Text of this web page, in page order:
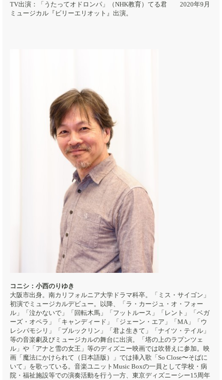
TV出演：「うたってオドロンパ」（NHK教育）てる君 2020年9月
ミュージカル『ビリーエリオット』出演。
コニシ：小西のりゆき
大阪市出身。南カリフォルニア大学ドラマ科卒。「ミス・サイゴン」
初演でミュージカルデビュー。以降、「ラ・カージュ・オ・フォー
ル」「泣かないで」「回転木馬」「フットルース」「レント」「ベガ
ーズ・オペラ」「キャンディード」「ジェーン・エア」「MA」「ウ
レシパモシリ」「ブルックリン」「君よ生きて」「ナイツ・テイル」
等の音楽劇及びミュージカルの舞台に出演。「塔の上のラプンツェ
ル」や「アナと雪の女王」等のディズニー映画では吹替えに参加。映
画「魔法にかけられて（日本語版）」では挿入歌「So Close〜そばに
いて」を歌っている。音楽ユニットMusic Boxの一員として学校・病
院・福祉施設等での演奏活動を行う一方、東京ディズニーシー15周年